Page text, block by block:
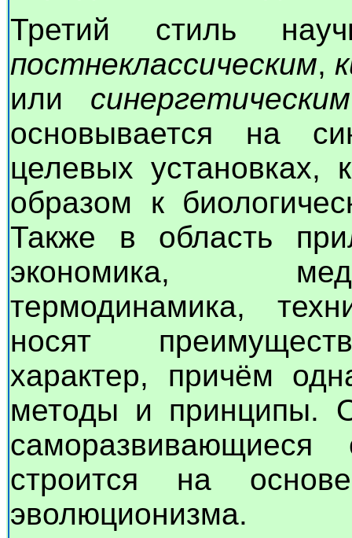
Третий стиль
постнеклассическим,
или синергетическим
основывается на
целевых установках,
образом к
Также в область
экономика,
термодинамика,
носят
характер, причём
методы и принципы.
строится на
эволюционизма.